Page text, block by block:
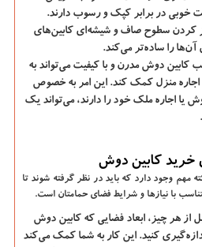
خوبی در برابر کپک و رسوب دارند.
کردن سطوح صاف و شیشه‌ای کابین‌های
را ساده‌تر می‌کند.
کابین دوش مدرن و با کیفیت می‌تواند به
منزل کمک کند. این امر به خصوص
یا اجاره ملک خود را دارند، می‌تواند یک
خرید کابین دوش
مهم وجود دارد که باید در نظر گرفته شوند تا
با نیازها و شرایط فضای حمامتان است.
از هر چیز، ابعاد فضایی که کابین دوش
کنید. این کار به شما کمک می‌کند